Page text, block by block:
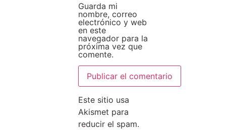
Guarda mi
nombre, correo
electrónico y web
en este
navegador para la
próxima vez que
comente.
Este sitio usa
Akismet para
reducir el spam.